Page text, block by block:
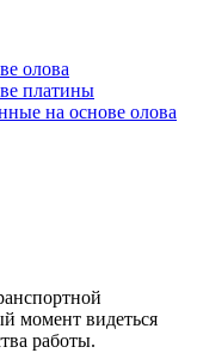
олова
платины
на основе олова
видеться
работы.